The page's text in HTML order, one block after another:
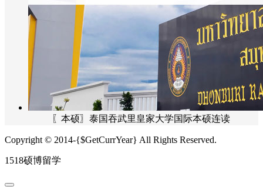
〖本硕〗泰国吞武里皇家大学国际本硕连读
Copyright © 2014-{$GetCurrYear} All Rights Reserved.
1518硕博留学